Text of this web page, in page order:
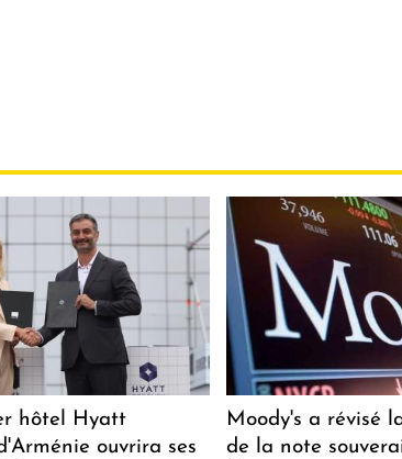
hôtel Hyatt
ouvrira ses
Moody's a révisé
de la note